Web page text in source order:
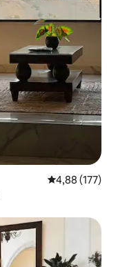
Nilai rata-rata
4,88 (177)